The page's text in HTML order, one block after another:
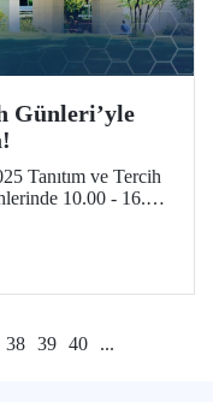
Günleri’yle
Tanıtım ve Tercih
10.00 - 16.00
38 39 40 ...